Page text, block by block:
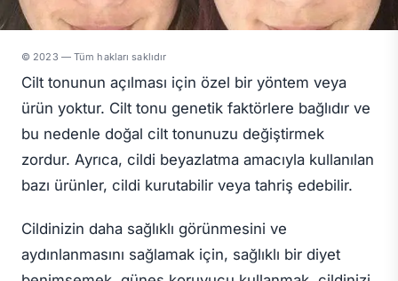
© 2023 — Tüm hakları saklıdır
Cilt tonunun açılması için özel bir yöntem veya
ürün yoktur. Cilt tonu genetik faktörlere bağlıdır ve
bu nedenle doğal cilt tonunuzu değiştirmek
zordur. Ayrıca, cildi beyazlatma amacıyla kullanılan
bazı ürünler, cildi kurutabilir veya tahriş edebilir.
Cildinizin daha sağlıklı görünmesini ve
aydınlanmasını sağlamak için, sağlıklı bir diyet